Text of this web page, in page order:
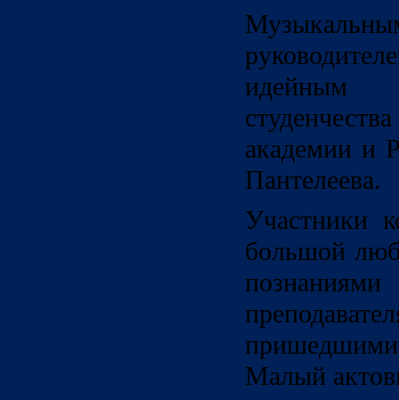
идейным
академии и
Пантелеева.
Участники
большой
Малый